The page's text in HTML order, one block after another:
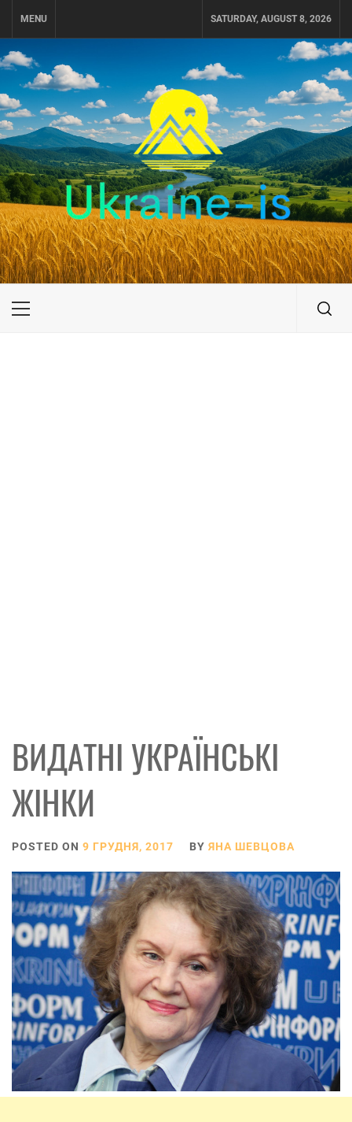
MENU SATURDAY, AUGUST 8, 2026
UKRAINE-IS
ПОДОРОЖI ПО УКРАЇНІ
Primary
ВИДАТНІ УКРАЇНСЬКІ
ЖІНКИ
POSTED ON 9 ГРУДНЯ, 2017 BY ЯНА ШЕВЦОВА